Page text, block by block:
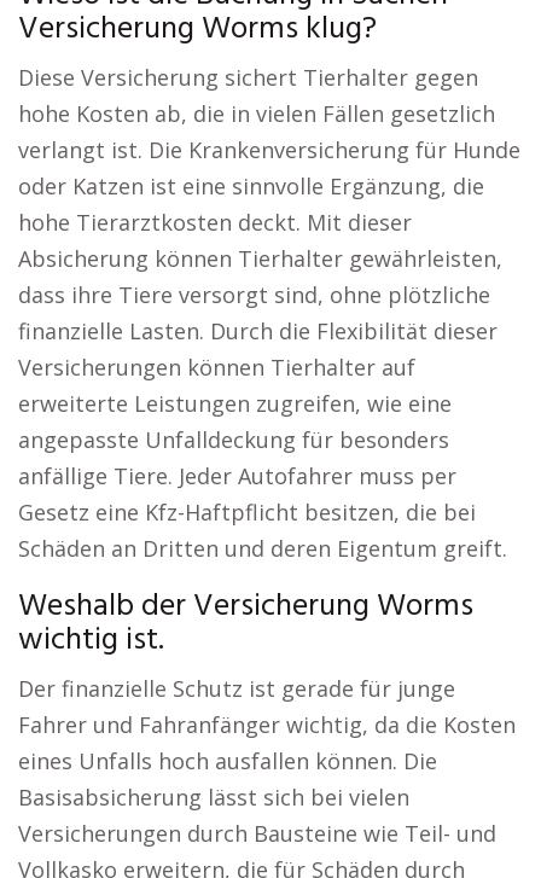
Versicherung Worms klug?
Diese Versicherung sichert Tierhalter gegen
hohe Kosten ab, die in vielen Fällen gesetzlich
verlangt ist. Die Krankenversicherung für Hunde
oder Katzen ist eine sinnvolle Ergänzung, die
hohe Tierarztkosten deckt. Mit dieser
Absicherung können Tierhalter gewährleisten,
dass ihre Tiere versorgt sind, ohne plötzliche
finanzielle Lasten. Durch die Flexibilität dieser
Versicherungen können Tierhalter auf
erweiterte Leistungen zugreifen, wie eine
angepasste Unfalldeckung für besonders
anfällige Tiere. Jeder Autofahrer muss per
Gesetz eine Kfz-Haftpflicht besitzen, die bei
Schäden an Dritten und deren Eigentum greift.
Weshalb der Versicherung Worms
wichtig ist.
Der finanzielle Schutz ist gerade für junge
Fahrer und Fahranfänger wichtig, da die Kosten
eines Unfalls hoch ausfallen können. Die
Basisabsicherung lässt sich bei vielen
Versicherungen durch Bausteine wie Teil- und
Vollkasko erweitern, die für Schäden durch